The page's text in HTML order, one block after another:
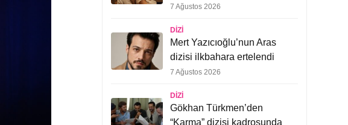
7 Ağustos 2026
DIZI
Mert Yazıcıoğlu’nun Aras
dizisi ilkbahara ertelendi
7 Ağustos 2026
DIZI
Gökhan Türkmen’den
“Karma” dizisi kadrosunda